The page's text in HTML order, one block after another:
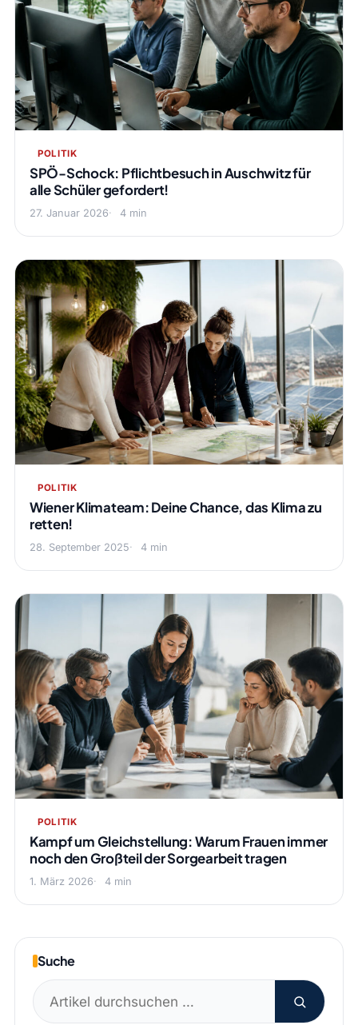
POLITIK
SPÖ-Schock: Pflichtbesuch in Auschwitz für
alle Schüler gefordert!
27. Januar 2026 4 min
POLITIK
Wiener Klimateam: Deine Chance, das Klima zu
retten!
28. September 2025 4 min
POLITIK
Kampf um Gleichstellung: Warum Frauen immer
noch den Großteil der Sorgearbeit tragen
1. März 2026 4 min
Suche
Suchen
nach: